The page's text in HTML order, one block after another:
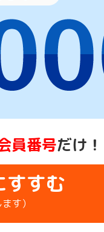
員番号だけ
すすむ
す）